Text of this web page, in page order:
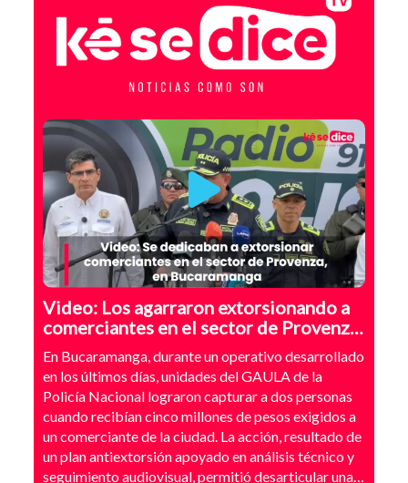
Video: Los agarraron extorsionando a
comerciantes en el sector de Provenza,
Bucaramanga
En Bucaramanga, durante un operativo desarrollado
en los últimos días, unidades del GAULA de la
Policía Nacional lograron capturar a dos personas
cuando recibían cinco millones de pesos exigidos a
un comerciante de la ciudad. La acción, resultado de
un plan antiextorsión apoyado en análisis técnico y
seguimiento audiovisual, permitió desarticular una